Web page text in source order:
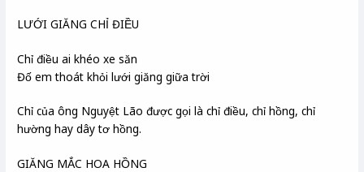
LƯỚI GIĂNG CHỈ ĐIỀU
Chỉ điều ai khéo xe săn
Đố em thoát khỏi lưới giăng giữa trời
Chỉ của ông Nguyệt Lão được gọi là chỉ điều, chỉ hồng, chỉ
hường hay dây tơ hồng.
GIĂNG MẮC HOA HỒNG